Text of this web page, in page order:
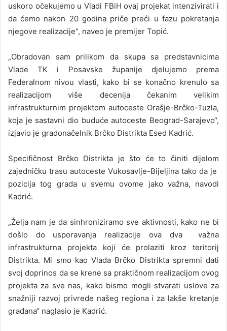
uskoro očekujemo u Vladi FBiH ovaj projekat intenzivirati i
da ćemo nakon 20 godina priče preći u fazu pokretanja
njegove realizacije“, naveo je premijer Topić.
„Obradovan sam prilikom da skupa sa predstavnicima
Vlade TK i Posavske županije djelujemo prema
Federalnom nivou vlasti, kako bi se konačno krenulo sa
realizacijom više decenija čekanim velikim
infrastrukturnim projektom autoceste Orašje-Brčko-Tuzla,
koja je sastavni dio buduće autoceste Beograd-Sarajevo“,
izjavio je gradonačelnik Brčko Distrikta Esed Kadrić.
Specifičnost Brčko Distrikta je što će to činiti dijelom
zajedničku trasu autoceste Vukosavlje-Bijeljina tako da je
pozicija tog grada u svemu ovome jako važna, navodi
Kadrić.
„Želja nam je da sinhroniziramo sve aktivnosti, kako ne bi
došlo do usporavanja realizacije ova dva važna
infrastrukturna projekta koji će prolaziti kroz teritorij
Distrikta. Mi smo kao Vlada Brčko Distrikta spremni dati
svoj doprinos da se krene sa praktičnom realizacijom ovog
projekta za sve nas, kako bismo mogli stvarati uslove za
snažniji razvoj privrede našeg regiona i za lakše kretanje
građana“ naglasio je Kadrić.